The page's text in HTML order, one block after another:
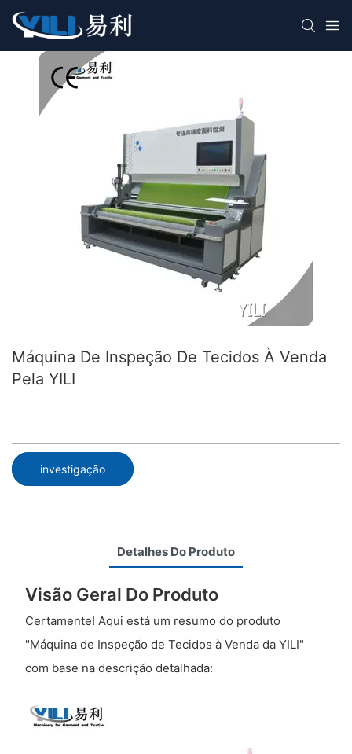
Máquina De Inspeção De Tecidos À Venda
Pela YILI
investigação
Detalhes Do Produto
Visão Geral Do Produto
Certamente! Aqui está um resumo do produto
"Máquina de Inspeção de Tecidos à Venda da YILI"
com base na descrição detalhada: